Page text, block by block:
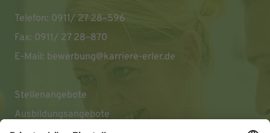
Telefon: 0911/ 27 28–596
Fax: 0911/ 27 28–870
E-Mail: bewerbung@karriere-erler.de
Stellenangebote
Ausbildungsangebote